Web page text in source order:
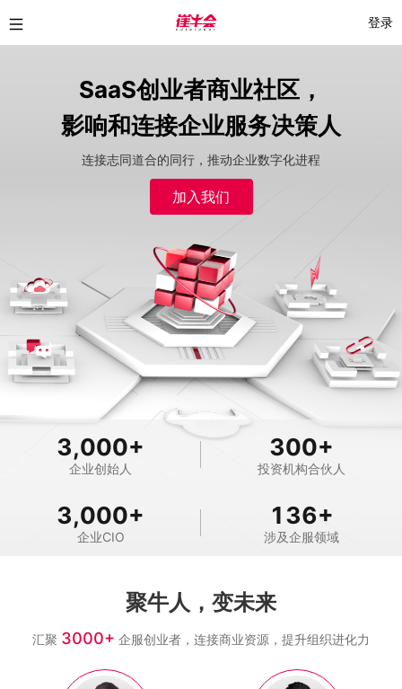
登录
SaaS创业者商业社区，
影响和连接企业服务决策人
连接志同道合的同行，推动企业数字化进程
加入我们
3,000+
企业创始人
300+
投资机构合伙人
3,000+
企业CIO
136+
涉及企服领域
聚牛人，变未来
汇聚 3000+ 企服创业者，连接商业资源，提升组织进化力